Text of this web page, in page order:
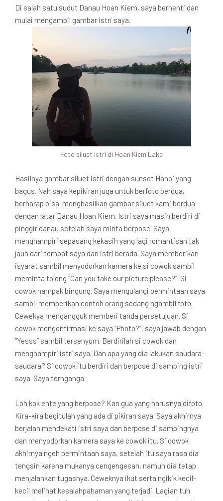
Di salah satu sudut Danau Hoan Kiem, saya berhenti dan
mulai mengambil gambar istri saya.
Foto siluet istri di Hoan Kiem Lake
Hasilnya gambar siluet istri dengan sunset Hanoi yang
bagus. Nah saya kepikiran juga untuk berfoto berdua,
berharap bisa menghasilkan gambar siluet kami berdua
dengan latar Danau Hoan Kiem. Istri saya masih berdiri di
pinggir danau setelah saya minta berpose. Saya
menghampiri sepasang kekasih yang lagi romantisan tak
jauh dari tempat saya dan istri berada. Saya memberikan
isyarat sambil menyodorkan kamera ke si cowok sambil
meminta tolong “Can you take our picture please?”. Si
cowok nampak bingung. Saya mengulangi permintaan saya
sambil memberikan contoh orang sedang ngambil foto.
Cewekya mengangguk memberi tanda persetujuan. Si
cowok mengonfirmasi ke saya “Photo?”, saya jawab dengan
“Yesss” sambil tersenyum. Berdirilah si cowok dan
menghampiri istri saya. Dan apa yang dia lakukan saudara-
saudara? Si cowok itu berdiri dan berpose di samping istri
saya. Saya ternganga.
Loh kok ente yang berpose? Kan gua yang harusnya difoto.
Kira-kira begitulah yang ada di pikiran saya. Saya akhirnya
berjalan mendekati istri saya dan berpose di sampingnya
dan menyodorkan kamera saya ke cowok itu. Si cowok
akhirnya ngeh permintaan saya, setelah itu saya rasa dia
tengsin karena mukanya cengengesan, namun dia tetap
menjalankan tugasnya. Ceweknya ikut serta ngikik kecil-
kecil melihat kesalahpahaman yang terjadi. Lagian tuh